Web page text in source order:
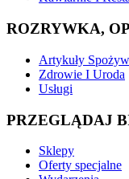
ROZRYWKA,
Artykuły
Zdrowie I Uroda
Usługi
PRZEGLĄDAJ
Sklepy
Oferty specjalne